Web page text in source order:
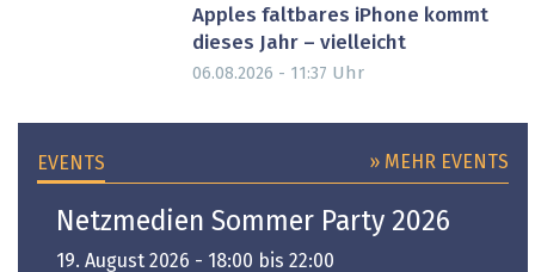
Apples faltbares iPhone kommt
dieses Jahr – vielleicht
06.08.2026 - 11:37 Uhr
EVENTS » MEHR EVENTS
Netzmedien Sommer Party 2026
19. August 2026 - 18:00 bis 22:00